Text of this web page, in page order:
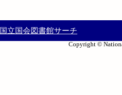
国立国会図書館サーチ
Copyright ©